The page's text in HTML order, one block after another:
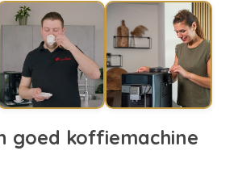
goed koffiemachine